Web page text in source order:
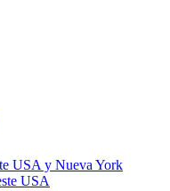
USA y Nueva York
USA